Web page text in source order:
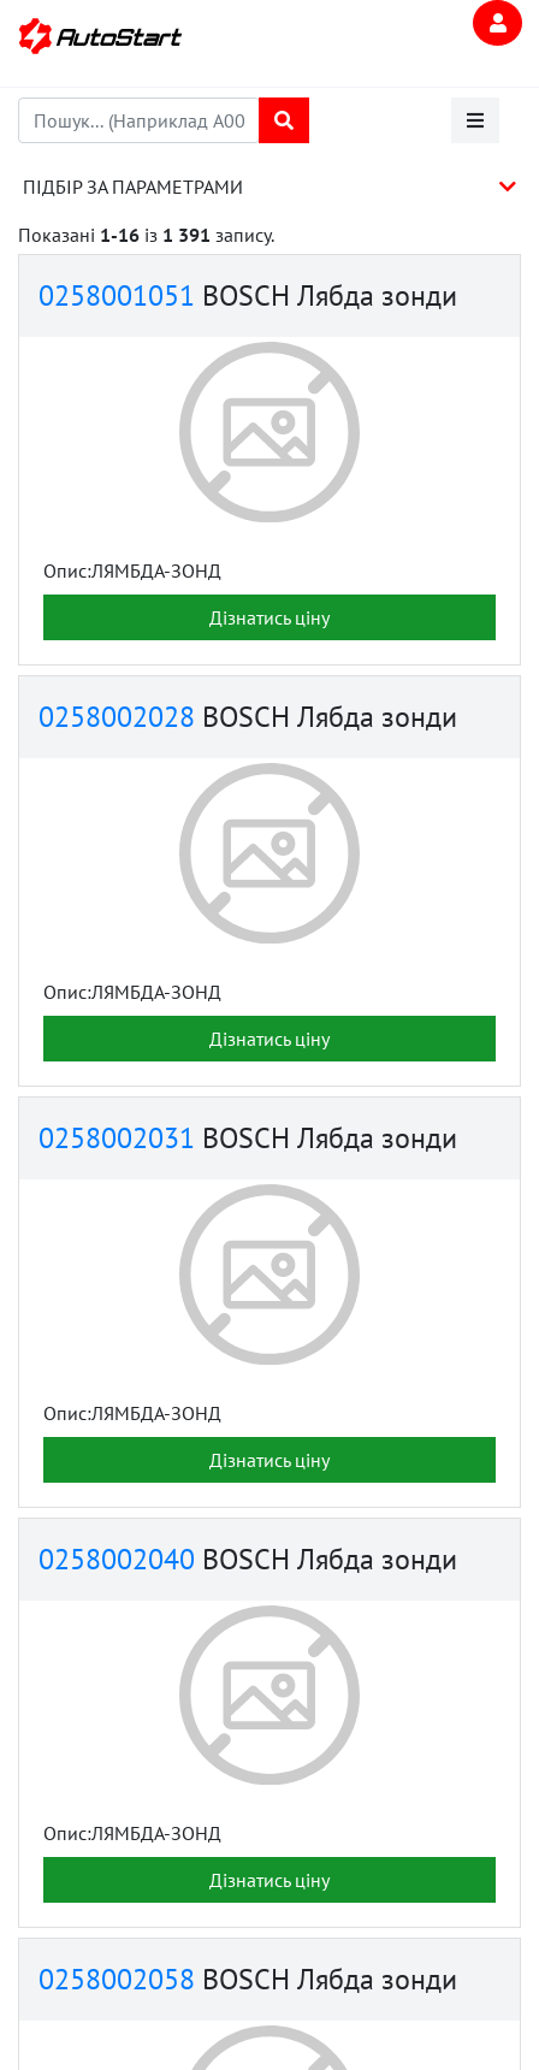
ПІДБІР ЗА ПАРАМЕТРАМИ
Показані 1-16 із 1 391 запису.
0258001051 BOSCH Лябда зонди
Опис:ЛЯМБДА-ЗОНД
Дізнатись ціну
0258002028 BOSCH Лябда зонди
Опис:ЛЯМБДА-ЗОНД
Дізнатись ціну
0258002031 BOSCH Лябда зонди
Опис:ЛЯМБДА-ЗОНД
Дізнатись ціну
0258002040 BOSCH Лябда зонди
Опис:ЛЯМБДА-ЗОНД
Дізнатись ціну
0258002058 BOSCH Лябда зонди